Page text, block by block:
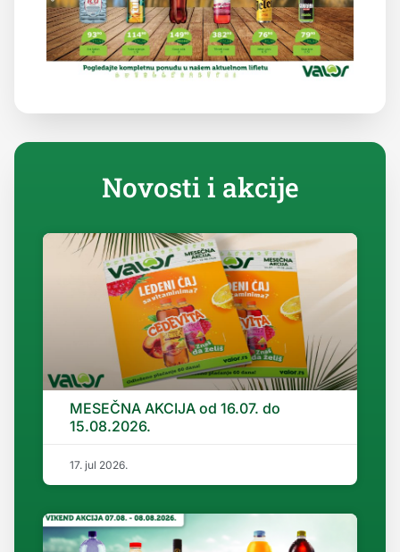
Novosti i akcije
MESEČNA AKCIJA od 16.07. do
15.08.2026.
17. jul 2026.